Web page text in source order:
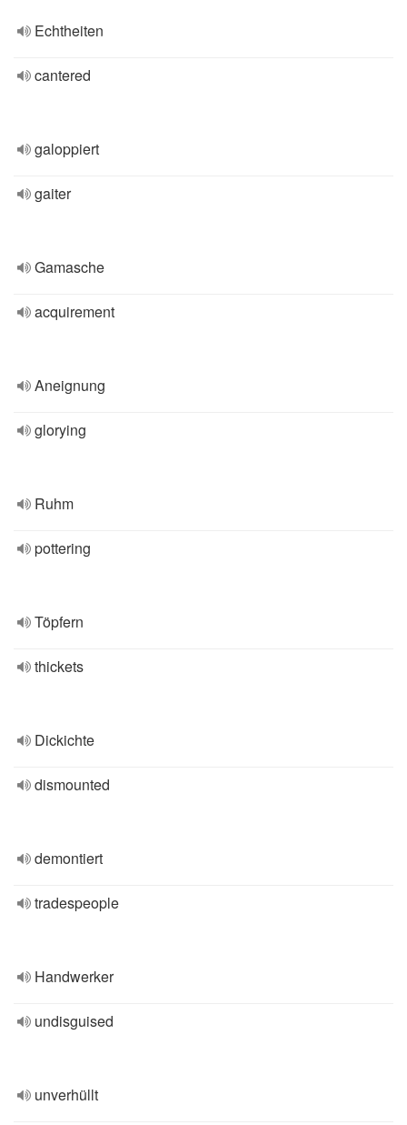
Echtheiten
cantered
galoppiert
gaiter
Gamasche
acquirement
Aneignung
glorying
Ruhm
pottering
Töpfern
thickets
Dickichte
dismounted
demontiert
tradespeople
Handwerker
undisguised
unverhüllt